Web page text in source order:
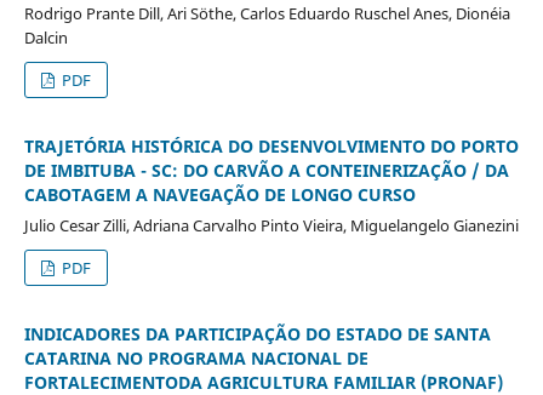
Rodrigo Prante Dill, Ari Söthe, Carlos Eduardo Ruschel Anes, Dionéia
Dalcin
PDF
TRAJETÓRIA HISTÓRICA DO DESENVOLVIMENTO DO PORTO
DE IMBITUBA - SC: DO CARVÃO A CONTEINERIZAÇÃO / DA
CABOTAGEM A NAVEGAÇÃO DE LONGO CURSO
Julio Cesar Zilli, Adriana Carvalho Pinto Vieira, Miguelangelo Gianezini
PDF
INDICADORES DA PARTICIPAÇÃO DO ESTADO DE SANTA
CATARINA NO PROGRAMA NACIONAL DE
FORTALECIMENTODA AGRICULTURA FAMILIAR (PRONAF)